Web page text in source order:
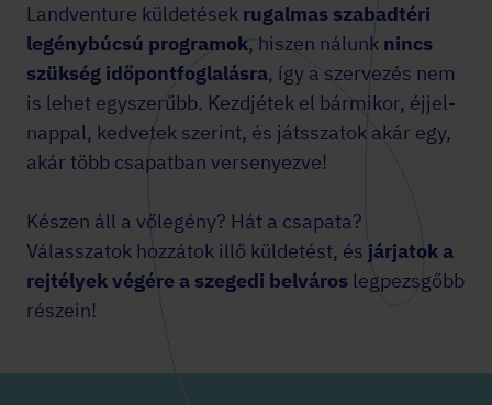
Landventure küldetések rugalmas szabadtéri
legénybúcsú programok, hiszen nálunk nincs
szükség időpontfoglalásra, így a szervezés nem
is lehet egyszerűbb. Kezdjétek el bármikor, éjjel-
nappal, kedvetek szerint, és játsszatok akár egy,
akár több csapatban versenyezve!
Készen áll a vőlegény? Hát a csapata?
Válasszatok hozzátok illő küldetést, és járjatok a
rejtélyek végére a szegedi belváros legpezsgőbb
részein!